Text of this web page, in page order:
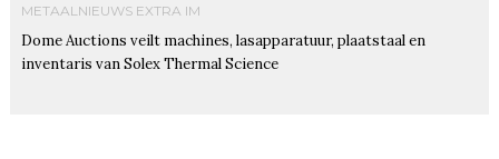
METAALNIEUWS EXTRA IM
Dome Auctions veilt machines, lasapparatuur, plaatstaal en
inventaris van Solex Thermal Science